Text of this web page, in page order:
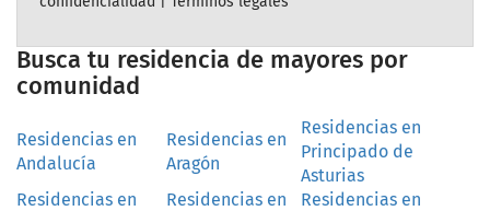
Busca tu residencia de mayores por
comunidad
Residencias en
Andalucía
Residencias en
Aragón
Residencias en
Principado de
Asturias
Residencias en
Residencias en
Residencias en